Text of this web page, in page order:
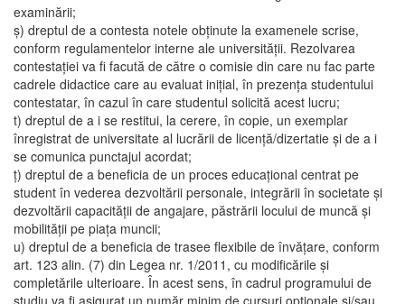
examinării;
ş) dreptul de a contesta notele obţinute la examenele scrise,
conform regulamentelor interne ale universităţii. Rezolvarea
contestaţiei va fi facută de către o comisie din care nu fac parte
cadrele didactice care au evaluat iniţial, în prezenţa studentului
contestatar, în cazul în care studentul solicită acest lucru;
t) dreptul de a i se restitui, la cerere, în copie, un exemplar
înregistrat de universitate al lucrării de licenţă/dizertatie şi de a i
se comunica punctajul acordat;
ţ) dreptul de a beneficia de un proces educaţional centrat pe
student în vederea dezvoltării personale, integrării în societate şi
dezvoltării capacităţii de angajare, păstrării locului de muncă şi
mobilităţii pe piaţa muncii;
u) dreptul de a beneficia de trasee flexibile de învăţare, conform
art. 123 alin. (7) din Legea nr. 1/2011, cu modificările şi
completările ulterioare. În acest sens, în cadrul programului de
studiu va fi asigurat un număr minim de cursuri opţionale şi/sau